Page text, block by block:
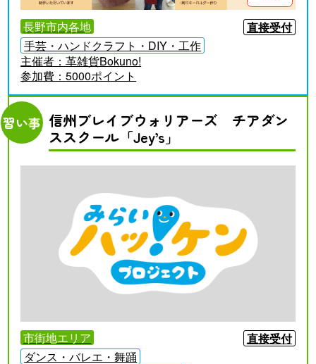
長野市内各地
直接受付
手芸・ハンドクラフト・DIY・工作
主催者：革雑貨Bokuno!
参加費：5000ポイント
習い事 信州ブレイブウォリアーズ チアダン
ススクール「Jey’s」
市街地エリア
直接受付
ダンス・バレエ・舞踊